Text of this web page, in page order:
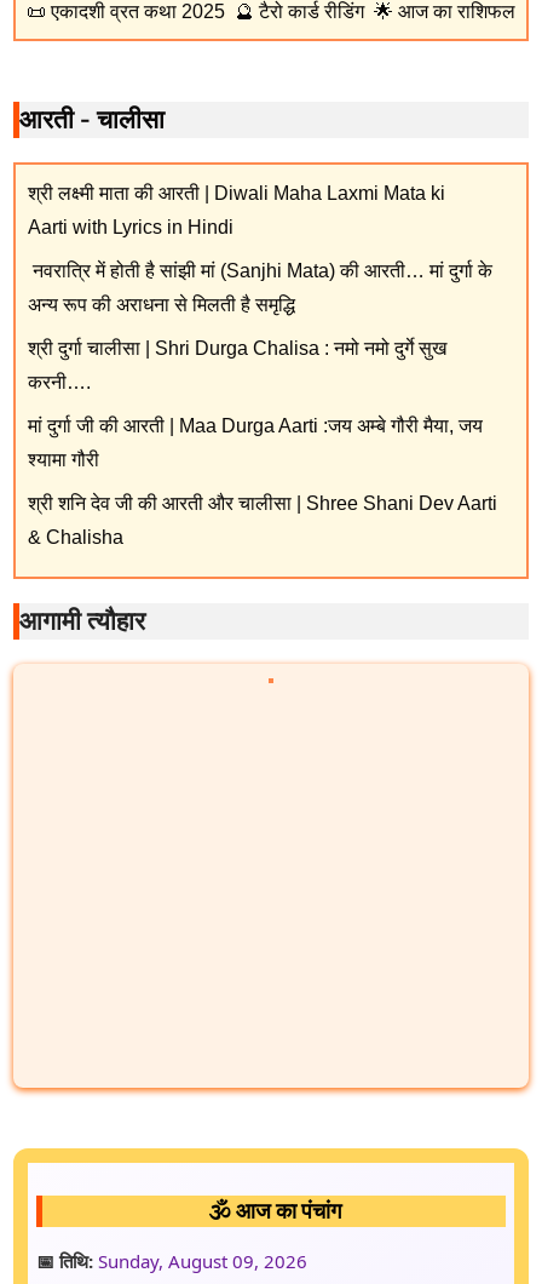
📜 एकादशी व्रत कथा 2025 🔮 टैरो कार्ड रीडिंग 🌟 आज का राशिफल
आरती - चालीसा
श्री लक्ष्मी माता की आरती | Diwali Maha Laxmi Mata ki
Aarti with Lyrics in Hindi
नवरात्रि में होती है सांझी मां (Sanjhi Mata) की आरती… मां दुर्गा के
अन्य रूप की अराधना से मिलती है समृद्धि
श्री दुर्गा चालीसा | Shri Durga Chalisa : नमो नमो दुर्गे सुख
करनी….
मां दुर्गा जी की आरती | Maa Durga Aarti :जय अम्बे गौरी मैया, जय
श्यामा गौरी
श्री शनि देव जी की आरती और चालीसा | Shree Shani Dev Aarti
& Chalisha
आगामी त्यौहार
🕉️ आज का पंचांग
📅 तिथि: Sunday, August 09, 2026